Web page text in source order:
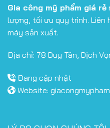
Gia công mỹ phẩm giá rẻ
lượng, tối ưu quy trình. Liên
máy sản xuất.
Địa chỉ: 78 Duy Tân, Dịch
Đang cập nhật
Website: